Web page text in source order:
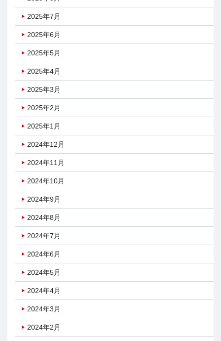
2025年7月
2025年6月
2025年5月
2025年4月
2025年3月
2025年2月
2025年1月
2024年12月
2024年11月
2024年10月
2024年9月
2024年8月
2024年7月
2024年6月
2024年5月
2024年4月
2024年3月
2024年2月